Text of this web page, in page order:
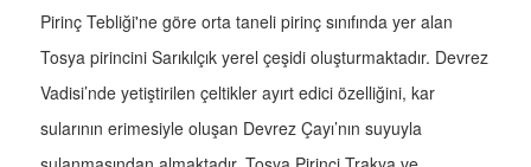
Pirinç Tebliği'ne göre orta taneli pirinç sınıfında yer alan
Tosya pirincini Sarıkılçık yerel çeşidi oluşturmaktadır. Devrez
Vadisi’nde yetiştirilen çeltikler ayırt edici özelliğini, kar
sularının erimesiyle oluşan Devrez Çayı’nın suyuyla